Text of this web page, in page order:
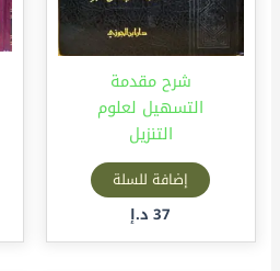
شرح مقدمة
التسهيل لعلوم
التنزيل
إضافة للسلة
37 د.إ